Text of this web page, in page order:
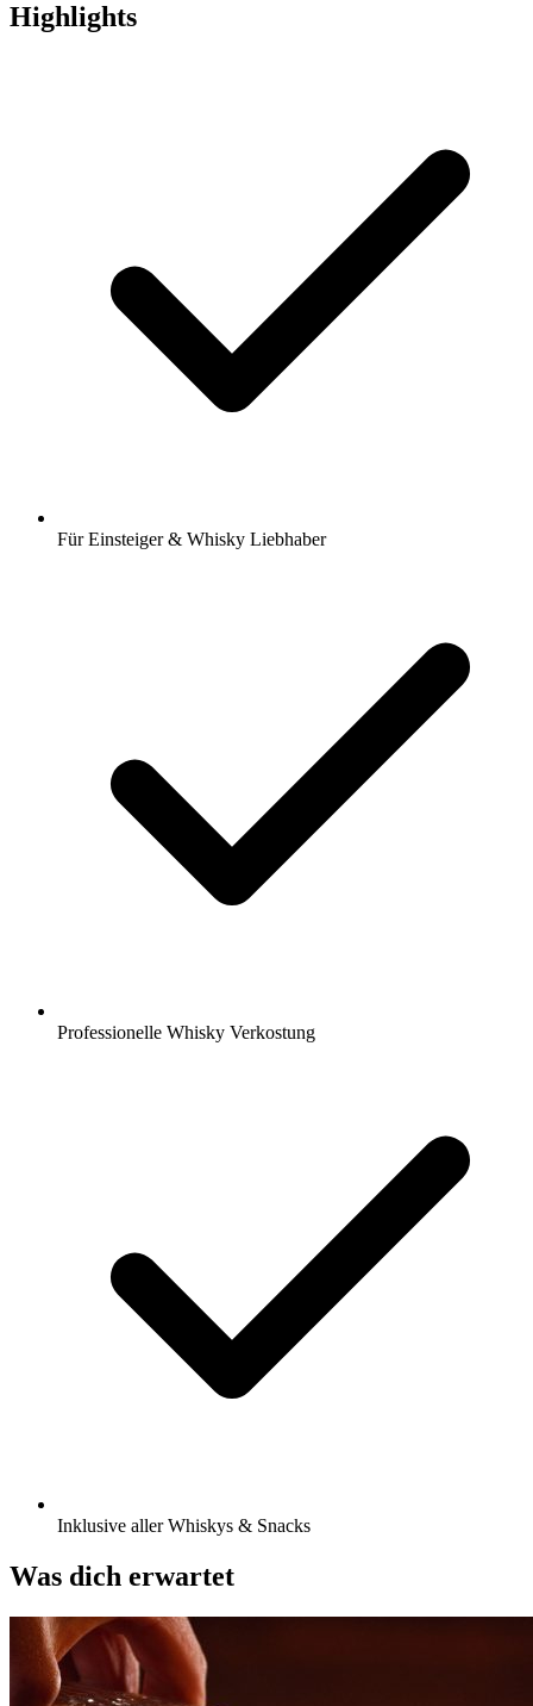
Highlights
Für Einsteiger & Whisky Liebhaber
Professionelle Whisky Verkostung
Inklusive aller Whiskys & Snacks
Was dich erwartet